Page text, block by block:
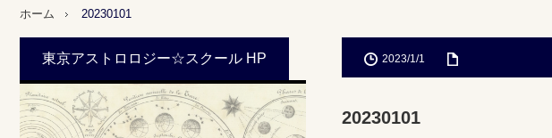
ホーム 20230101
2023/1/1
20230101
東京アストロロジー☆スクール HP